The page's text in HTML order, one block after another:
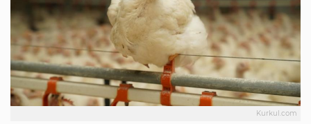
Kurkul.com